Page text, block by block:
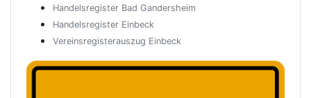
Handelsregister Bad Gandersheim
Handelsregister Einbeck
Vereinsregisterauszug Einbeck